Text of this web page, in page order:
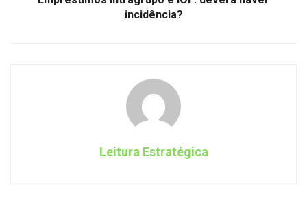
incidência?
Leitura Estratégica